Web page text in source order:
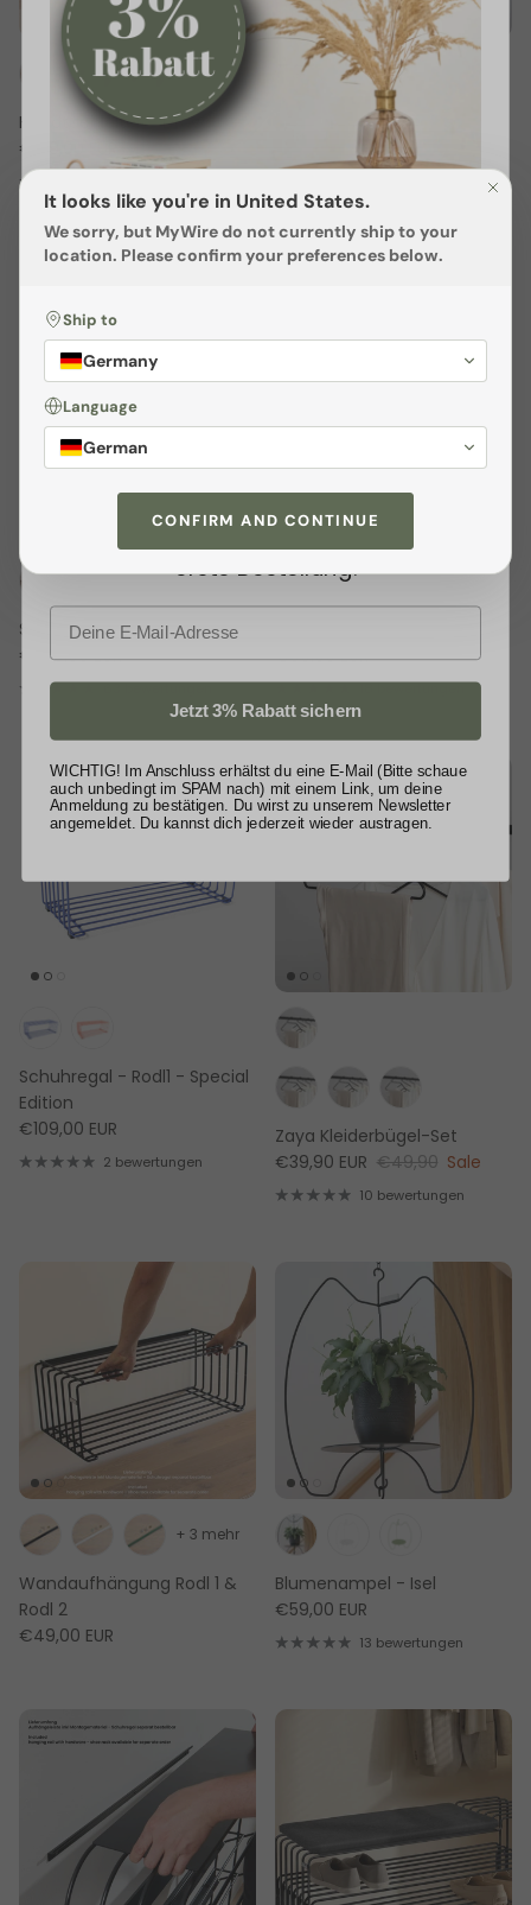
Handtuchleiter – Drava
€199,00 EUR
€59,90 EUR
15 bewertungen
Schuhbank - Vena
€309,00 EUR
+ 3 mehr
63 bewertungen
€89,00 EUR
18 bewertungen
Schuhregal - Rodl1 - Special
Edition
€109,00 EUR
2 bewertungen
Um 20% reduziert
Zaya Kleiderbügel-Set
€39,90 EUR €49,90 Sale
10 bewertungen
Wandaufhängung Rodl 1 &
Rodl 2
€49,00 EUR
+ 3 mehr
Blumenampel - Isel
€59,00 EUR
13 bewertungen
Sichere dir
Melden dich jetzt zu unserem
Newsletteran und profitiere von
exklusivenAngebotensowie wertvollen
Tipps. Als kleines Dankeschön
schenken wir dir3% Rabattauf deine
erste Bestellung.
E-Mail
Jetzt 3% Rabatt sichern
WICHTIG! Im Anschluss erhältst du eine E-Mail (Bitte schaue
auch unbedingt im SPAM nach) mit einem Link, um deine
Anmeldung zu bestätigen. Du wirst zu unserem Newsletter
angemeldet. Du kannst dich jederzeit wieder austragen.
It looks like you're in United States.
We sorry, but MyWiredo not currently ship to your
location. Please confirm your preferences below.
Ship to
Germany
Language
German
CONFIRM AND CONTINUE